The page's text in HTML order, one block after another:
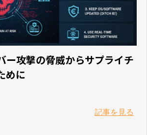
ー攻撃の脅威からサプライチ
めに
記事を見る